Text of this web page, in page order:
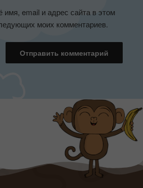
имя, email и адрес сайта в этом
моих комментариев.